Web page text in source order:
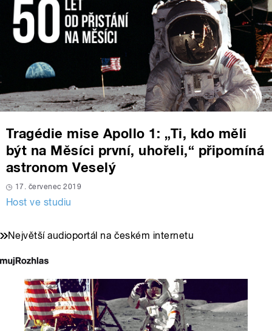
Tragédie mise Apollo 1: „Ti, kdo měli
být na Měsíci první, uhořeli,“ připomíná
astronom Veselý
17. červenec 2019
Host ve studiu
Největší audioportál na českém internetu